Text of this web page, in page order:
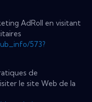
AdRoll en visitant
573?
de
le site Web de la